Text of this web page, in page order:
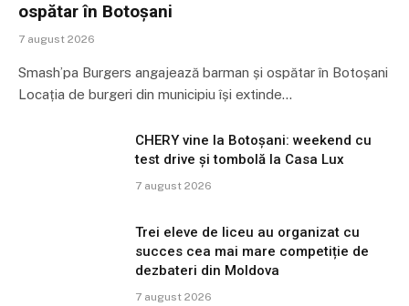
ospătar în Botoșani
7 august 2026
Smash’pa Burgers angajează barman și ospătar în Botoșani
Locația de burgeri din municipiu își extinde…
CHERY vine la Botoșani: weekend cu
test drive și tombolă la Casa Lux
7 august 2026
Trei eleve de liceu au organizat cu
succes cea mai mare competiție de
dezbateri din Moldova
7 august 2026